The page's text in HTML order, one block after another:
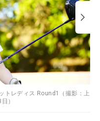
トレディス Round1（撮影：上
）